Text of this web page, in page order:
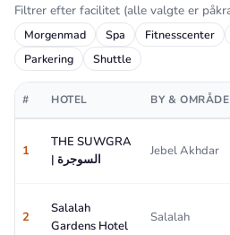
Filtrer efter facilitet (alle valgte er
Morgenmad
Spa Fitnesscenter
Parkering
Shuttle
# HOTEL BY & OMRÅDE
1
THE SUWGRA
| السوجرة
Jebel Akhdar
2
Salalah
Gardens Hotel
Salalah